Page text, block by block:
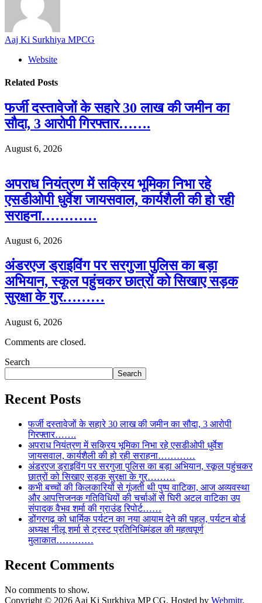
Aaj Ki Surkhiya MPCG
Website
Related Posts
फर्जी दस्तावेजों के सहारे 30 लाख की जमीन का
सौदा, 3 आरोपी गिरफ्तार…….
August 6, 2026
अपराध नियंत्रण में सक्रिय भूमिका निभा रहे
एसडीओपी धुर्वेश जायसवाल, कार्यशैली की हो रही
सराहना…………
August 6, 2026
अंडरएज ड्राइविंग पर सरगुजा पुलिस का बड़ा
अभियान, स्कूल पहुंचकर छात्रों को सिखाए सड़क
सुरक्षा के गुर………
August 6, 2026
Comments are closed.
Search
Search
Recent Posts
फर्जी दस्तावेजों के सहारे 30 लाख की जमीन का सौदा, 3 आरोपी
गिरफ्तार…….
अपराध नियंत्रण में सक्रिय भूमिका निभा रहे एसडीओपी धुर्वेश
जायसवाल, कार्यशैली की हो रही सराहना…………
अंडरएज ड्राइविंग पर सरगुजा पुलिस का बड़ा अभियान, स्कूल पहुंचकर
छात्रों को सिखाए सड़क सुरक्षा के गुर………
कभी बच्चों की किलकारियों से गूंजती थी पुष्प वाटिका, आज अव्यवस्था
और आपत्तिजनक गतिविधियों की चर्चाओं से घिरी अटल वाटिका उप
संपादक वैभव शर्मा की ग्राउंड रिपोर्ट……
डोंगरगढ़ को धार्मिक पर्यटन का नया आयाम देने की पहल, पर्यटन बोर्ड
अध्यक्ष नीलू शर्मा से ट्रस्ट प्रतिनिधिमंडल की महत्वपूर्ण
मुलाकात…………
Recent Comments
No comments to show.
Copyright © 2026 Aaj Ki Surkhiya MP CG. Hosted by Webmitr.